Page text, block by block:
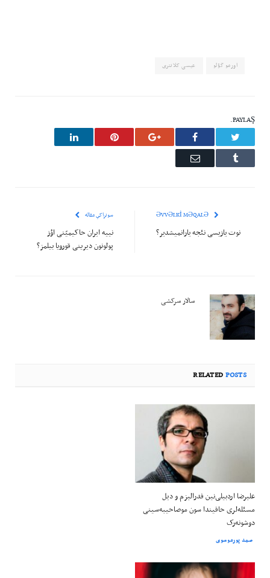
اورمو گؤلو عیسی کلانتری‌
PAYLAŞ.
Facebook
Google+
Pinterest
LinkedIn
Tumblr
Email
نوت يازيسی نئجه يارانميشدير؟
سونراکي مقاله
نییه ایران حاکیمیّتی اؤز
پولونون دیرینی قورویا بیلمز؟
سالار سرکشی
RELATED POSTS
علیرضا اردبیلی‌نین فدرالیزم و دیل
مسئله‌لری حاقیندا سون موصاحیبه‌سینی
دوشونه‌رک
صمد پورموسوی